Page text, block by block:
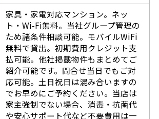
家具・家電対応マンション。ネッ
ト・Wi-Fi無料。当社グループ管理の
ため諸条件相談可能。モバイルWiFi
無料で貸出。初期費用クレジット支
払可能。他社掲載物件もまとめてご
紹介可能です。問合せ当日でもご対
応可能。土日祝日は混み合いますの
でお早めにご予約ください。当店は
家主強制でない場合、消毒・抗菌代
や安心サポート代など不要費用は一